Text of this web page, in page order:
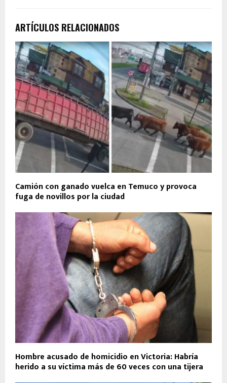
ARTÍCULOS RELACIONADOS
Camión con ganado vuelca en Temuco y provoca
fuga de novillos por la ciudad
Hombre acusado de homicidio en Victoria: Habría
herido a su víctima más de 60 veces con una tijera